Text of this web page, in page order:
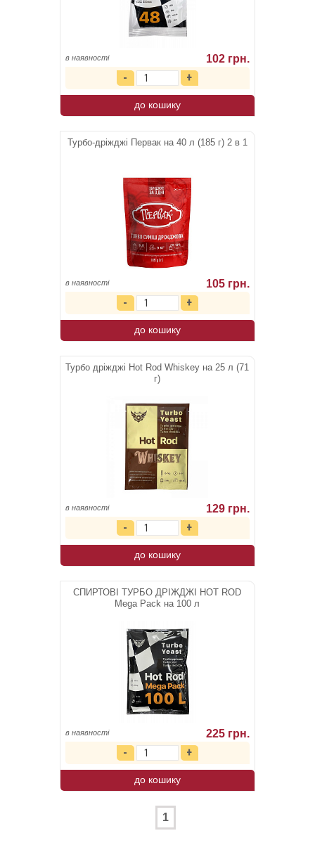
в наявності 102 грн.
до кошику
Турбо-дріжджі Первак на 40 л (185 г) 2 в 1
в наявності 105 грн.
до кошику
Турбо дріжджі Hot Rod Whiskey на 25 л (71
г)
в наявності 129 грн.
до кошику
СПИРТОВІ ТУРБО ДРІЖДЖІ HOT ROD
Mega Pack на 100 л
в наявності 225 грн.
до кошику
1